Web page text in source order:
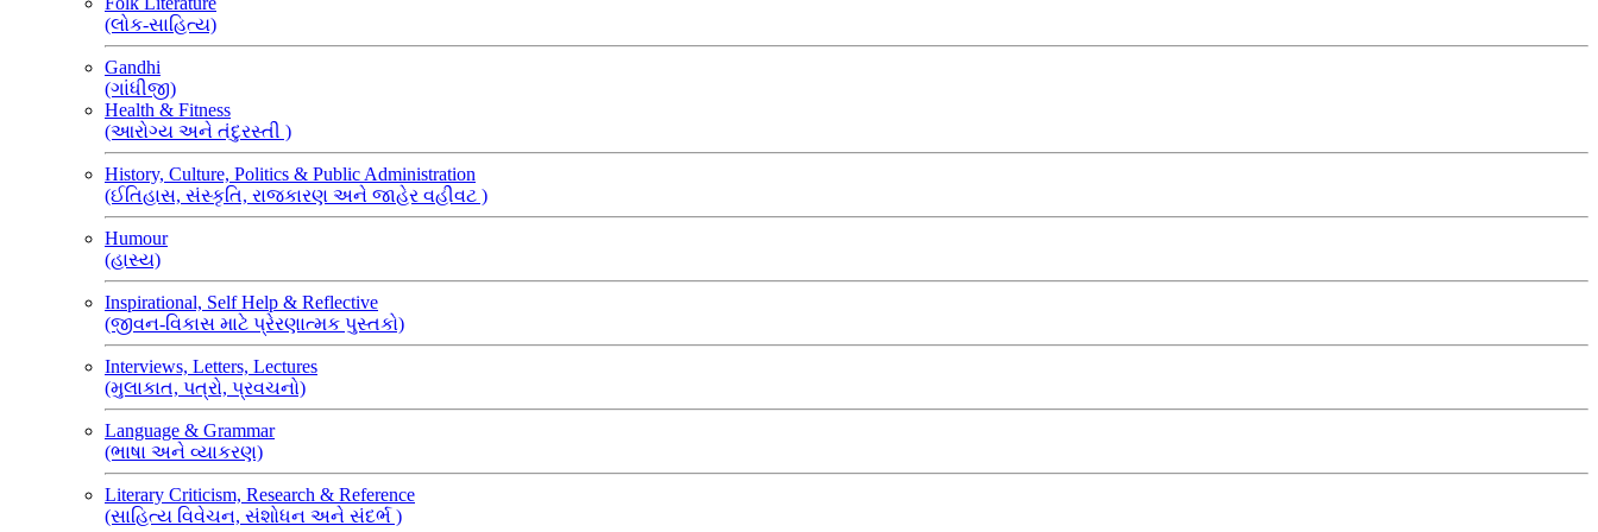
(લોક-સાહિત્ય)
Gandhi
(ગાંધીજી)
Health & Fitness
(આરોગ્ય અને તંદુરસ્તી )
History, Culture, Politics & Public Administration
(ઈતિહાસ, સંસ્કૃતિ, રાજકારણ અને જાહેર વહીવટ )
Humour
(હાસ્ય)
Inspirational, Self Help & Reflective
(જીવન-વિકાસ માટે પ્રેરણાત્મક પુસ્તકો)
Interviews, Letters, Lectures
(મુલાકાત, પત્રો, પ્રવચનો)
Language & Grammar
(ભાષા અને વ્યાકરણ)
Literary Criticism, Research & Reference
(સાહિત્ય વિવેચન, સંશોધન અને સંદર્ભ )